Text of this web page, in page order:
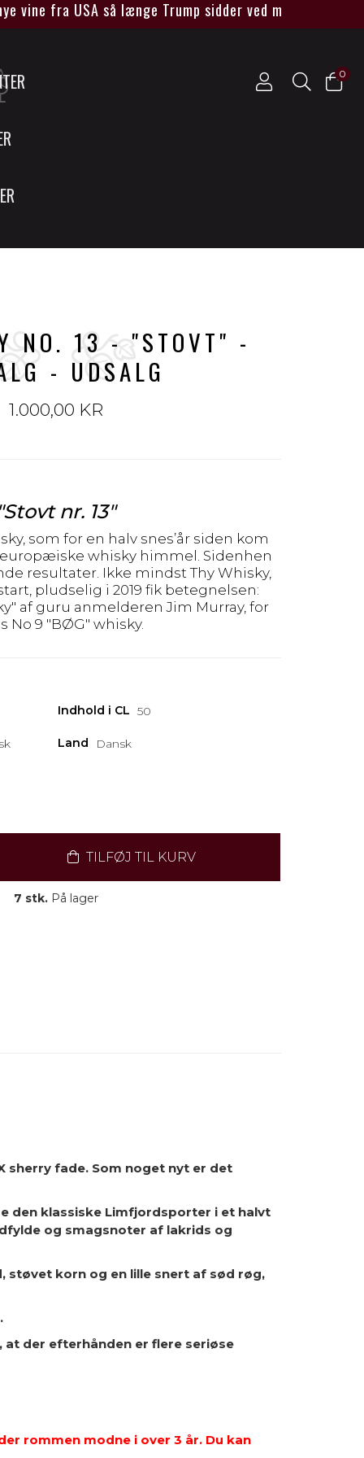
fra USA så længe Trump sidder ved magten****
0
NO. 13 - "STOVT" -
- UDSALG
1.000,00 KR
nr. 13"
som for en halv snes’år siden kom
whisky himmel. Sidenhen
resultater. Ikke mindst Thy Whisky,
pludselig i 2019 fik betegnelsen:
af guru anmelderen Jim Murray, for
No 9 "BØG" whisky.
Indhold i CL 50
Land Dansk
TILFØJ TIL KURV
7 stk.På lager
sherry fade. Som noget nyt er det
den klassiske Limfjordsporter i et halvt
og smagsnoter af lakrids og
korn og en lille snert af sød røg,
der efterhånden er flere seriøse
rommen modne i over 3 år. Du kan